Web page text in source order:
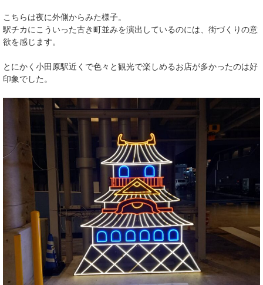
こちらは夜に外側からみた様子。
駅チカにこういった古き町並みを演出しているのには、街づくりの意
欲を感じます。
とにかく小田原駅近くで色々と観光で楽しめるお店が多かったのは好
印象でした。